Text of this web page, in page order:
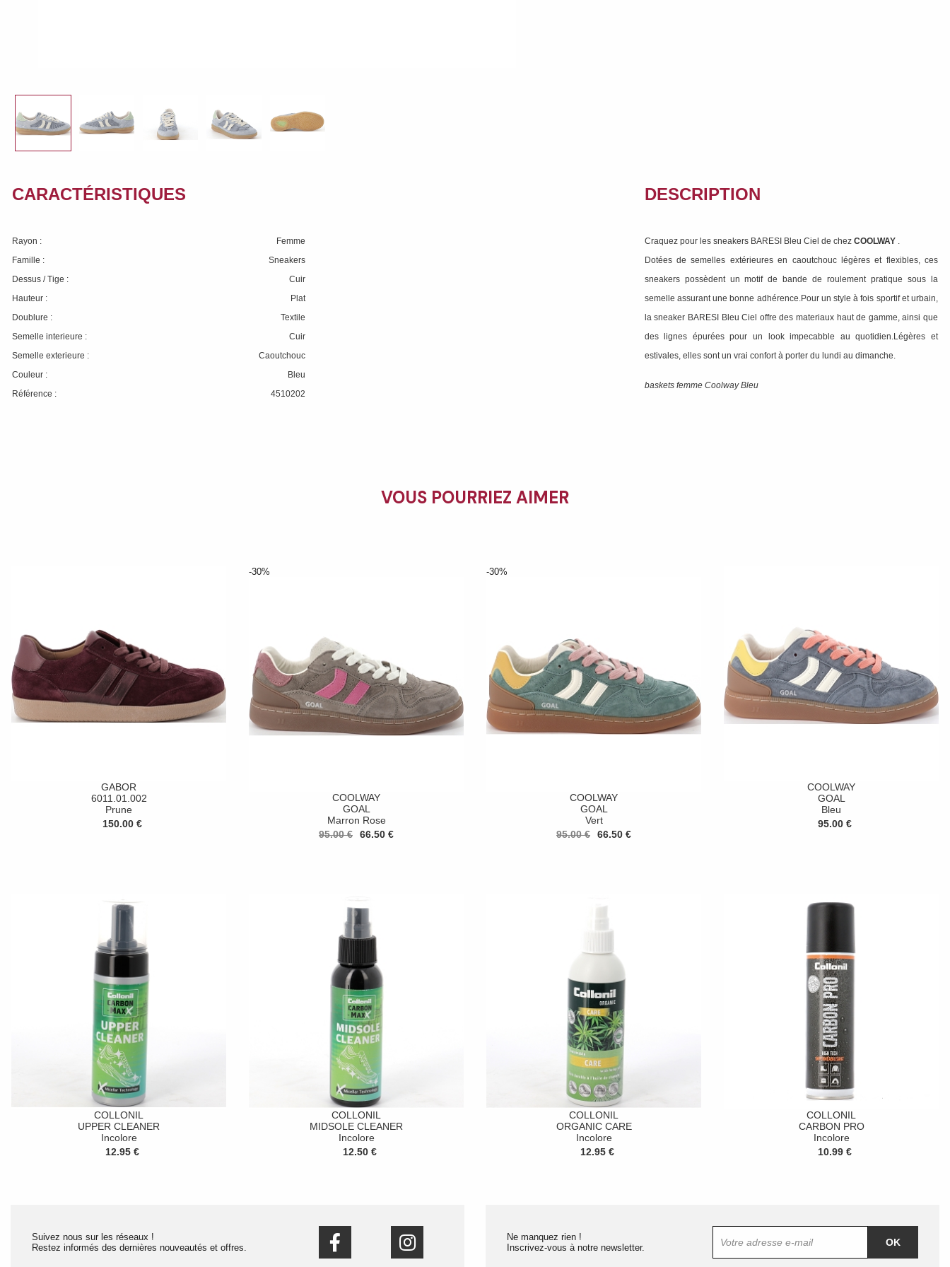
CARACTÉRISTIQUES
Rayon :
Femme
Famille :
Sneakers
Dessus / Tige :
Cuir
Hauteur :
Plat
Doublure :
Textile
Semelle interieure :
Cuir
Semelle exterieure :
Caoutchouc
Couleur :
Bleu
Référence :
4510202
DESCRIPTION
Craquez pour les sneakers BARESI Bleu Ciel de chez COOLWAY .
Dotées de semelles extérieures en caoutchouc légères et flexibles, ces
sneakers possèdent un motif de bande de roulement pratique sous la
semelle assurant une bonne adhérence.Pour un style à fois sportif et urbain,
la sneaker BARESI Bleu Ciel offre des materiaux haut de gamme, ainsi que
des lignes épurées pour un look impecabble au quotidien.Légères et
estivales, elles sont un vrai confort à porter du lundi au dimanche.
baskets femme Coolway Bleu
VOUS POURRIEZ AIMER
GABOR
6011.01.002
Prune
150.00 €
-30%
COOLWAY
GOAL
Marron Rose
95.00 €
66.50 €
-30%
COOLWAY
GOAL
Vert
95.00 €
66.50 €
COOLWAY
GOAL
Bleu
95.00 €
COLLONIL
UPPER CLEANER
Incolore
12.95 €
COLLONIL
MIDSOLE CLEANER
Incolore
12.50 €
COLLONIL
ORGANIC CARE
Incolore
12.95 €
COLLONIL
CARBON PRO
Incolore
10.99 €
Suivez nous sur les réseaux !
Restez informés des dernières nouveautés et offres.
Ne manquez rien !
Inscrivez-vous à notre newsletter.
OK